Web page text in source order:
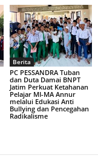
Berita
PC PESSANDRA Tuban
dan Duta Damai BNPT
Jatim Perkuat Ketahanan
Pelajar MI-MA Annur
melalui Edukasi Anti
Bullying dan Pencegahan
Radikalisme